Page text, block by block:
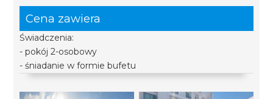
Cena zawiera
Świadczenia:
- pokój 2-osobowy
- śniadanie w formie bufetu